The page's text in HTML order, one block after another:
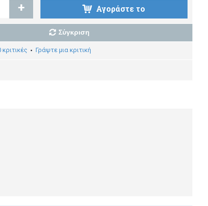
+ Αγοράστε το
Σύγκριση
κριτικές • Γράψτε μια κριτική